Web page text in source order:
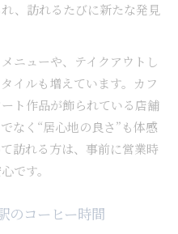
、訪れるたびに新たな発見
ニューや、テイクアウトし
イルも増えています。カフ
ト作品が飾られている店舗
なく“居心地の良さ”も体感
訪れる方は、事前に営業時
です。
のコーヒー時間